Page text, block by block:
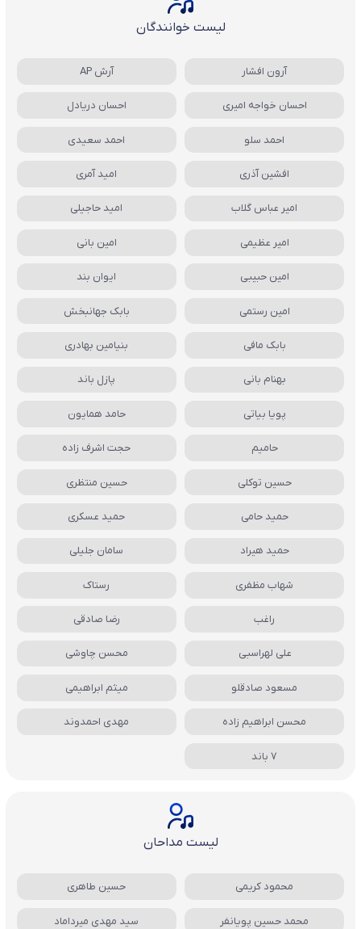
لیست خوانندگان
آرون افشار آرش AP
احسان خواجه امیری احسان دریادل
احمد سلو احمد سعیدی
افشین آذری امید آمری
امیر عباس گلاب امید حاجیلی
امیر عظیمی امین بانی
امین حبیبی ایوان بند
امین رستمی بابک جهانبخش
بابک مافی بنیامین بهادری
بهنام بانی پازل باند
پویا بیاتی حامد همایون
حامیم حجت اشرف زاده
حسین توکلی حسین منتظری
حمید حامی حمید عسکری
حمید هیراد سامان جلیلی
شهاب مظفری رستاک
راغب رضا صادقی
علی لهراسبی محسن چاوشی
مسعود صادقلو میثم ابراهیمی
محسن ابراهیم زاده مهدی احمدوند
7 باند
لیست مداحان
محمود کریمی حسین طاهری
محمد حسین پویانفر سید مهدی میرداماد